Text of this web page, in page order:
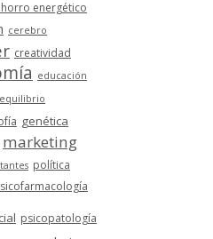
energético
cerebro
creatividad
educación
equilibrio
genética
marketing
política
psicopatología